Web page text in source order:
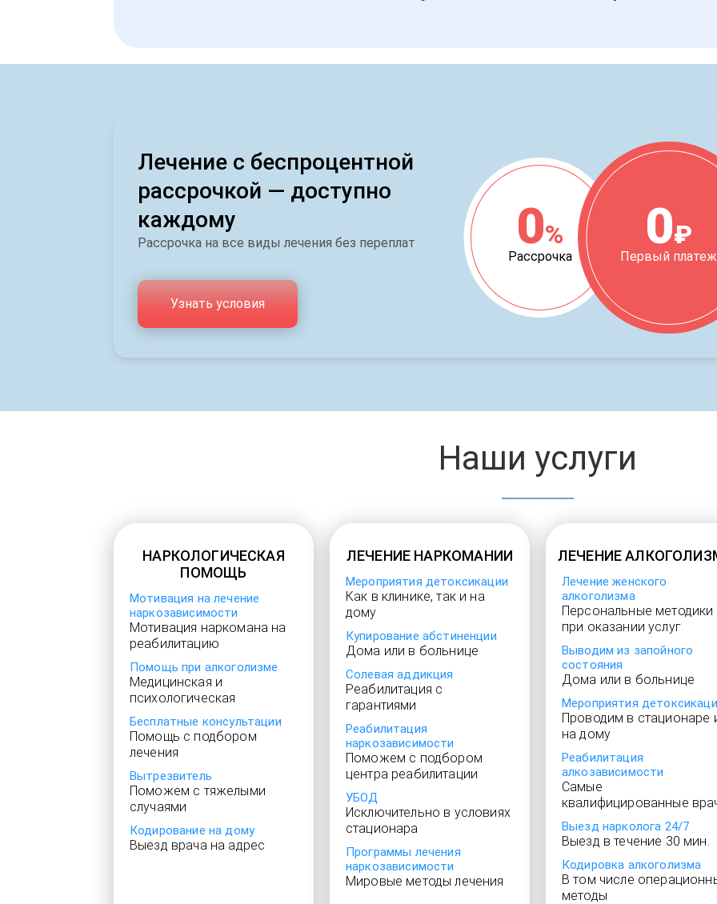
Лечение с беспроцентной
рассрочкой — доступно
каждому
Рассрочка на все виды лечения без переплат 0%
Рассрочка
0₽
Первый платеж
Узнать условия
Наши услуги
НАРКОЛОГИЧЕСКАЯ
ПОМОЩЬ
Мотивация на лечение
наркозависимости
Мотивация наркомана на
реабилитацию
Помощь при алкоголизме
Медицинская и
психологическая
Бесплатные консультации
Помощь с подбором
лечения
Вытрезвитель
Поможем с тяжелыми
случаями
Кодирование на дому
Выезд врача на адрес
ЛЕЧЕНИЕ НАРКОМАНИИ
Мероприятия детоксикации
Как в клинике, так и на
дому
Купирование абстиненции
Дома или в больнице
Солевая аддикция
Реабилитация с
гарантиями
Реабилитация
наркозависимости
Поможем с подбором
центра реабилитации
УБОД
Исключительно в условиях
стационара
Программы лечения
наркозависимости
Мировые методы лечения
ЛЕЧЕНИЕ
Лечение женского
алкоголизма
Персональные методики
при оказании услуг
Выводим из запойного
состояния
Дома или в больнице
Мероприятия
Проводим в стационаре
на дому
Реабилитация
алкозависимости
Самые
квалифицированные
Выезд нарколога 24/7
Выезд в течение 30 мин.
Кодировка алкоголизма
В том числе
методы